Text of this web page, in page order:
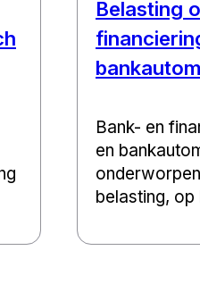
Belasting
Bank- en
en
belasting, op